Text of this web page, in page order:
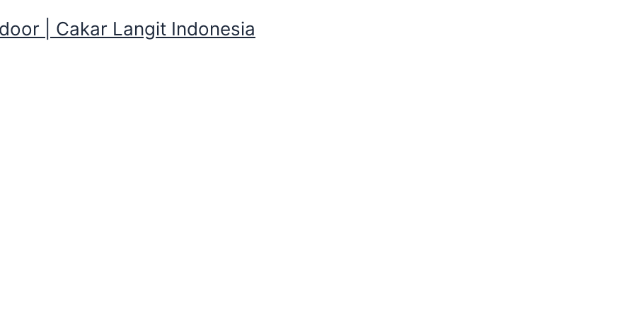
| Cakar Langit Indonesia
punya Tenda CampingTenda Dome Pangrango
Tenda CampingTenda Dome Pangrango dan Flysheet (2M X 3M ), Sewa